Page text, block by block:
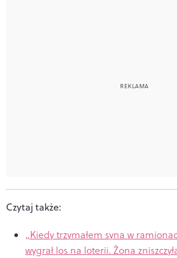
Czytaj także:
„Kiedy trzymałem syna w
wygrał los na loterii. Żona